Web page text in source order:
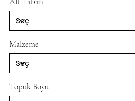
Malzeme
Topuk Boyu